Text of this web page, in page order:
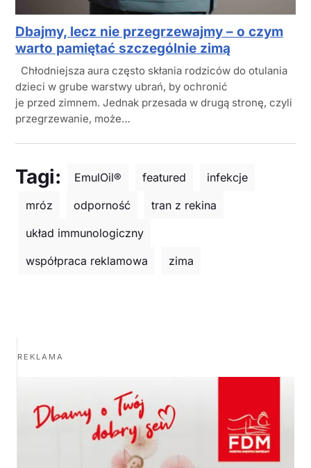
Dbajmy, lecz nie przegrzewajmy – o czym
warto pamiętać szczególnie zimą
Chłodniejsza aura często skłania rodziców do otulania
dzieci w grube warstwy ubrań, by ochronić
je przed zimnem. Jednak przesada w drugą stronę, czyli
przegrzewanie, może…
Tagi: EmulOil® featured
infekcje
mróz
odporność
tran z rekina
układ immunologiczny
współpraca reklamowa
zima
REKLAMA